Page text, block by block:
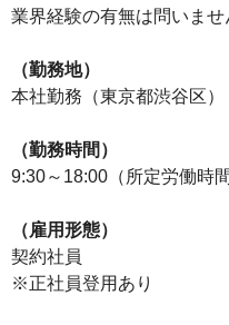
業界経験の有無は問いませ
（勤務地）
本社勤務（東京都渋谷区）
（勤務時間）
9:30～18:00（所定労働時
（雇用形態）
契約社員
※正社員登用あり